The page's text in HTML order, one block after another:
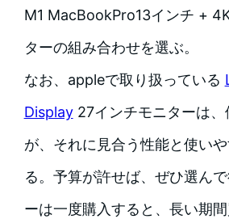
M1 MacBookPro13インチ +
ターの組み合わせを選ぶ。
なお、appleで取り扱っている
Display27インチモニターは、
が、それに見合う性能と使い
る。予算が許せば、ぜひ選ん
ーは一度購入すると、長い期